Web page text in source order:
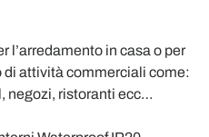
l’arredamento in casa o per
di attività commerciali come:
negozi, ristoranti ecc…